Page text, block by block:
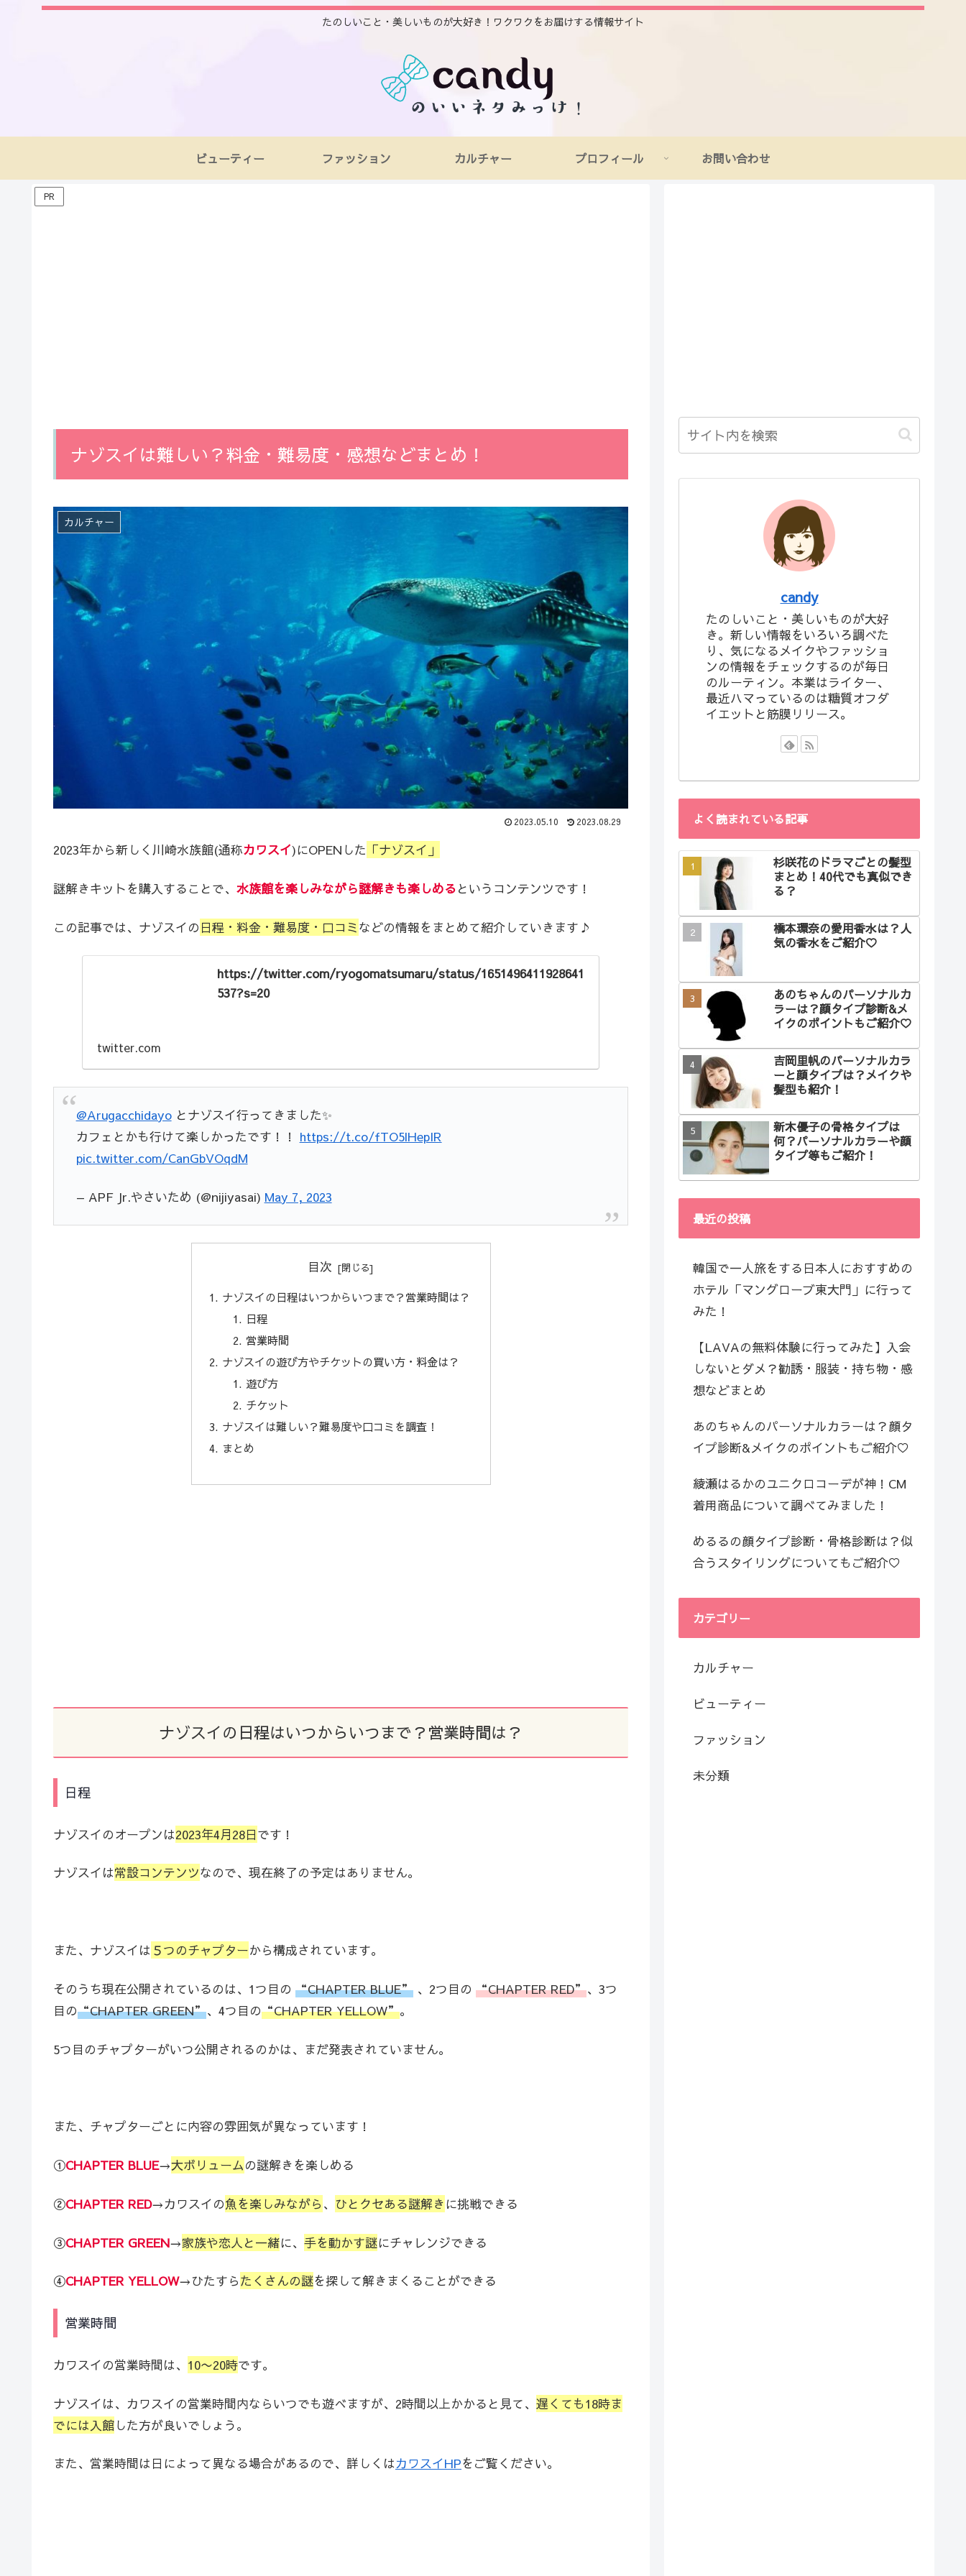
たのしいこと・美しいものが大好き！ワクワクをお届けする情報サイト
ビューティー ファッション カルチャー プロフィール お問い合わせ
PR
ナゾスイは難しい？料金・難易度・感想などまとめ！
カルチャー
2023.05.10 2023.08.29
2023年から新しく川崎水族館(通称カワスイ)にOPENした 「ナゾスイ」
謎解きキットを購入することで、 水族館を楽しみながら謎解きも楽しめるというコンテンツです！
この記事では、ナゾスイの 日程・料金・難易度・口コミなどの情報をまとめて紹介していきます♪
https://twitter.com/ryogomatsumaru/status/1651496411928641
537?s=20
twitter.com
@Arugacchidayoとナゾスイ行ってきました✨
カフェとかも行けて楽しかったです！！ https://t.co/fTO5lHepIR
pic.twitter.com/CanGbVOqdM
— APF Jr.やさいため (@nijiyasai) May 7, 2023
目次
ナゾスイの日程はいつからいつまで？営業時間は？
日程
営業時間
ナゾスイの遊び方やチケットの買い方・料金は？
遊び方
チケット
ナゾスイは難しい？難易度や口コミを調査！
まとめ
ナゾスイの日程はいつからいつまで？営業時間は？
日程
ナゾスイのオープンは2023年4月28日です！
ナゾスイは常設コンテンツなので、現在終了の予定はありません。
また、ナゾスイは ５つのチャプターから構成されています。
そのうち現在公開されているのは、1つ目の “CHAPTER BLUE” 、2つ目の “CHAPTER RED”、3つ
目の“CHAPTER GREEN”、4つ目の“CHAPTER YELLOW”。
5つ目のチャプターがいつ公開されるのかは、まだ発表されていません。
また、チャプターごとに内容の雰囲気が異なっています！
①CHAPTER BLUE→大ボリュームの謎解きを楽しめる
②CHAPTER RED→カワスイの魚を楽しみながら 、 ひとクセある謎解きに挑戦できる
③CHAPTER GREEN→家族や恋人と一緒に、 手を動かす謎にチャレンジできる
④CHAPTER YELLOW→ひたすらたくさんの謎を探して解きまくることができる
営業時間
カワスイの営業時間は、 10〜20時です。
ナゾスイは、カワスイの営業時間内ならいつでも遊べますが、2時間以上かかると見て、 遅くても18時ま
でには入館した方が良いでしょう。
また、営業時間は日によって異なる場合があるので、詳しくはカワスイHPをご覧ください。
candy
たのしいこと・美しいものが大好
き。新しい情報をいろいろ調べた
り、気になるメイクやファッショ
ンの情報をチェックするのが毎日
のルーティン。本業はライター、
最近ハマっているのは糖質オフダ
イエットと筋膜リリース。
よく読まれている記事
杉咲花のドラマごとの髪型
まとめ！40代でも真似でき
る？
橋本環奈の愛用香水は？人
気の香水をご紹介♡
あのちゃんのパーソナルカ
ラーは？顔タイプ診断&メ
イクのポイントもご紹介♡
吉岡里帆のパーソナルカラ
ーと顔タイプは？メイクや
髪型も紹介！
新木優子の骨格タイプは
何？パーソナルカラーや顔
タイプ等もご紹介！
最近の投稿
韓国で一人旅をする日本人におすすめの
ホテル「マングローブ東大門」に行って
みた！
【LAVAの無料体験に行ってみた】入会
しないとダメ？勧誘・服装・持ち物・感
想などまとめ
あのちゃんのパーソナルカラーは？顔タ
イプ診断&メイクのポイントもご紹介♡
綾瀬はるかのユニクロコーデが神！CM
着用商品について調べてみました！
めるるの顔タイプ診断・骨格診断は？似
合うスタイリングについてもご紹介♡
カテゴリー
カルチャー
ビューティー
ファッション
未分類